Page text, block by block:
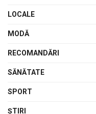
LOCALE
MODĂ
RECOMANDĂRI
SĂNĂTATE
SPORT
ŞTIRI